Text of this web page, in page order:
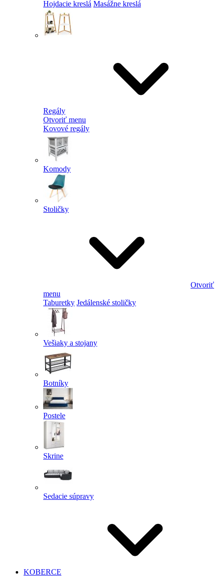
Hojdacie kreslá Masážne kreslá
Regály
Otvoriť menu
Kovové regály
Komody
Stoličky
Otvoriť
menu
Taburetky Jedálenské stoličky
Vešiaky a stojany
Botníky
Postele
Skrine
Sedacie súpravy
KOBERCE